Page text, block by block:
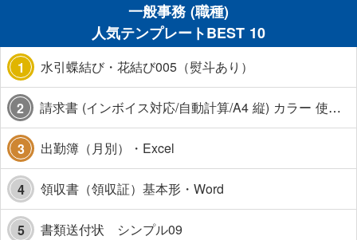
一般事務 (職種)
人気テンプレートBEST 10
1 水引蝶結び・花結び005（熨斗あり）
2 請求書 (インボイス対応/自動計算/A4 縦) カラー 使い方解説あり
3 出勤簿（月別）・Excel
4 領収書（領収証）基本形・Word
5 書類送付状 シンプル09